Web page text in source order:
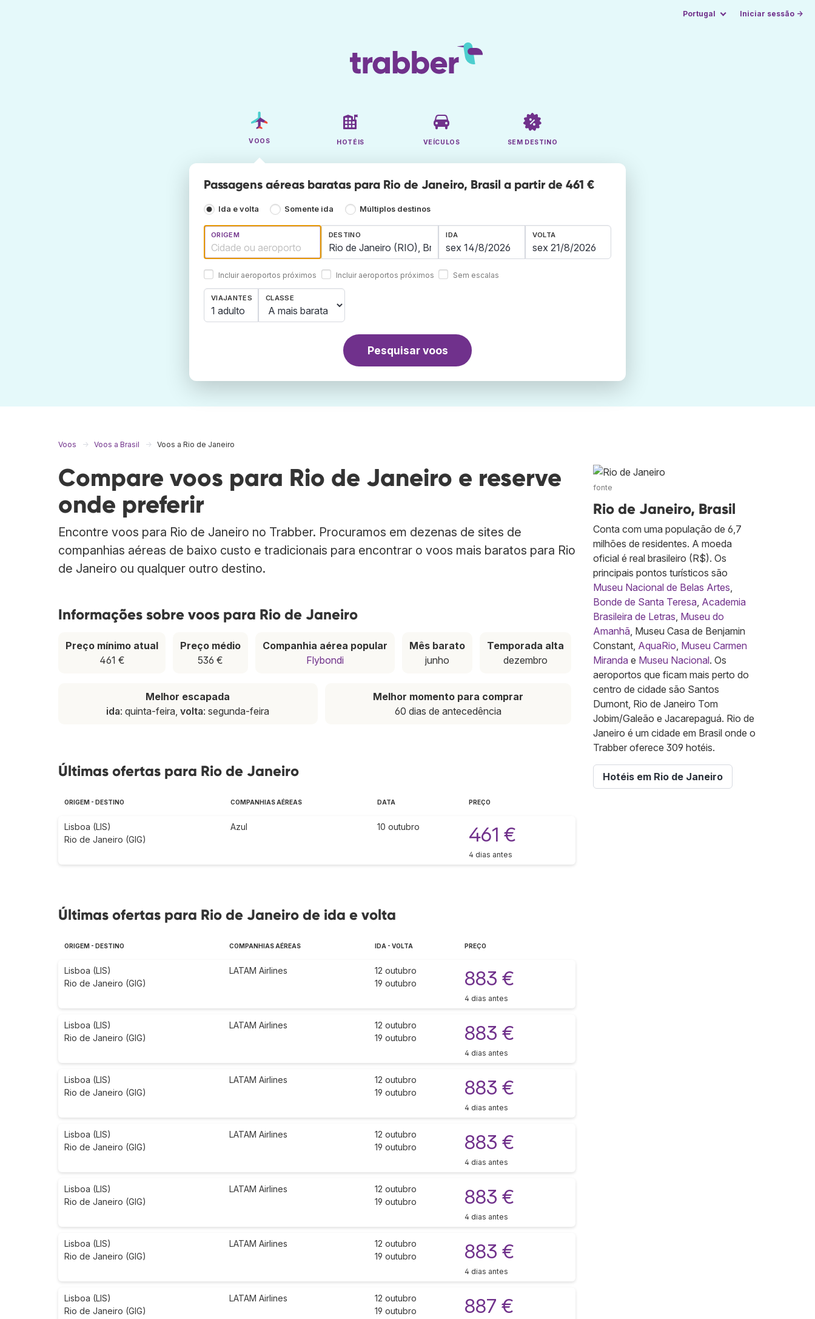
Portugal Iniciar sessão →
VOOS HOTÉIS VEÍCULOS SEM DESTINO
Passagens aéreas baratas para Rio de Janeiro, Brasil a partir de 461 €
Ida e volta Somente ida Múltiplos destinos
ORIGEM
Incluir aeroportos próximos
DESTINO
Incluir aeroportos próximos
IDA VOLTA
Sem escalas
VIAJANTES
1 adulto
CLASSE
Pesquisar voos
Voos Voos a Brasil Voos a Rio de Janeiro
Compare voos para Rio de Janeiro e reserve
onde preferir
Encontre voos para Rio de Janeiro no Trabber. Procuramos em dezenas de sites de
companhias aéreas de baixo custo e tradicionais para encontrar o voos mais baratos para Rio
de Janeiro ou qualquer outro destino.
Informações sobre voos para Rio de Janeiro
Preço mínimo atual
461 €
Preço médio
536 €
Companhia aérea popular
Flybondi
Mês barato
junho
Temporada alta
dezembro
Melhor escapada
ida: quinta-feira,volta: segunda-feira
Melhor momento para comprar
60 dias de antecedência
Últimas ofertas para Rio de Janeiro
ORIGEM - DESTINO COMPANHIAS AÉREAS DATA PREÇO
Lisboa (LIS)
Rio de Janeiro (GIG)
Azul 10 outubro 461 €
4 dias antes
Últimas ofertas para Rio de Janeiro de ida e volta
ORIGEM - DESTINO COMPANHIAS AÉREAS IDA - VOLTA PREÇO
Lisboa (LIS)
Rio de Janeiro (GIG)
LATAM Airlines
12 outubro
19 outubro
883 €
4 dias antes
Lisboa (LIS)
Rio de Janeiro (GIG)
LATAM Airlines
12 outubro
19 outubro
883 €
4 dias antes
Lisboa (LIS)
Rio de Janeiro (GIG)
LATAM Airlines
12 outubro
19 outubro
883 €
4 dias antes
Lisboa (LIS)
Rio de Janeiro (GIG)
LATAM Airlines
12 outubro
19 outubro
883 €
4 dias antes
Lisboa (LIS)
Rio de Janeiro (GIG)
LATAM Airlines
12 outubro
19 outubro
883 €
4 dias antes
Lisboa (LIS)
Rio de Janeiro (GIG)
LATAM Airlines
12 outubro
19 outubro
883 €
4 dias antes
Lisboa (LIS)
Rio de Janeiro (GIG)
LATAM Airlines
12 outubro
19 outubro
887 €
fonte
Rio de Janeiro, Brasil
Conta com uma população de 6,7
milhões de residentes. A moeda
oficial é real brasileiro (R$). Os
principais pontos turísticos são
Museu Nacional de Belas Artes,
Bonde de Santa Teresa, Academia
Brasileira de Letras, Museu do
Amanhã, Museu Casa de Benjamin
Constant, AquaRio, Museu Carmen
Miranda e Museu Nacional. Os
aeroportos que ficam mais perto do
centro de cidade são Santos
Dumont, Rio de Janeiro Tom
Jobim/Galeão e Jacarepaguá. Rio de
Janeiro é um cidade em Brasil onde o
Trabber oferece 309 hotéis.
Hotéis em Rio de Janeiro